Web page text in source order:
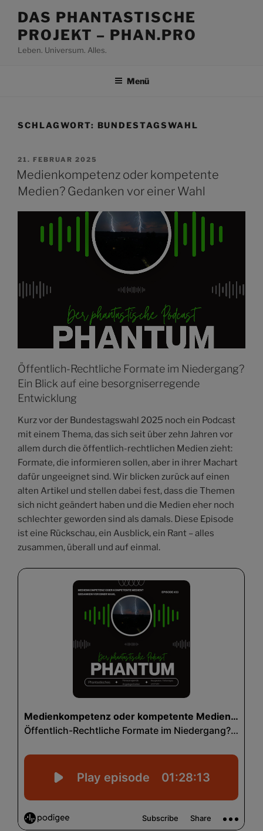
Inhalt
springen
DAS PHANTASTISCHE
PROJEKT – PHAN.PRO
Leben. Universum. Alles.
Menü
SCHLAGWORT: BUNDESTAGSWAHL
VERÖFFENTLICHT
AM
21. FEBRUAR 2025
Medienkompetenz oder kompetente
Medien? Gedanken vor einer Wahl
Öffentlich-Rechtliche Formate im Niedergang?
Ein Blick auf eine besorgniserregende
Entwicklung
Kurz vor der Bundestagswahl 2025 noch ein Podcast
mit einem Thema, das sich seit über zehn Jahren vor
allem durch die öffentlich-rechtlichen Medien zieht:
Formate, die informieren sollen, aber in ihrer Machart
dafür ungeeignet sind. Wir blicken zurück auf einen
alten Artikel und stellen dabei fest, dass die Themen
sich nicht geändert haben und die Medien eher noch
schlechter geworden sind als damals. Diese Episode
ist eine Rückschau, ein Ausblick, ein Rant – alles
zusammen, überall und auf einmal.